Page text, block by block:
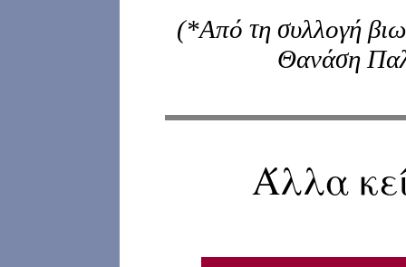
(*Από τη συλλογή
Θανάση
Άλλα